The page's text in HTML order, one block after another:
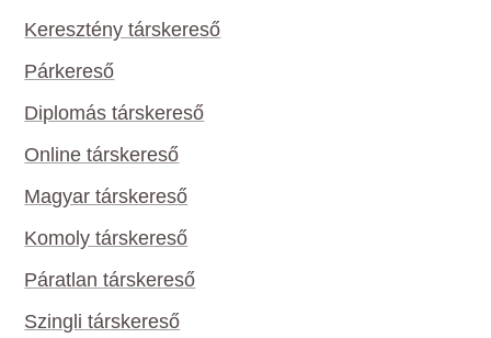
Keresztény társkereső
Párkereső
Diplomás társkereső
Online társkereső
Magyar társkereső
Komoly társkereső
Páratlan társkereső
Szingli társkereső